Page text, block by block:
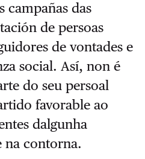
campañas das
de persoas
de vontades e
social. Así, non é
do seu persoal
favorable ao
dalgunha
na contorna.